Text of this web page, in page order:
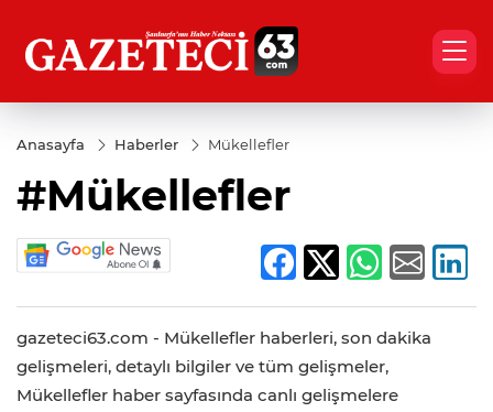
Anasayfa Haberler Mükellefler
#Mükellefler
gazeteci63.com - Mükellefler haberleri, son dakika
gelişmeleri, detaylı bilgiler ve tüm gelişmeler,
Mükellefler haber sayfasında canlı gelişmelere